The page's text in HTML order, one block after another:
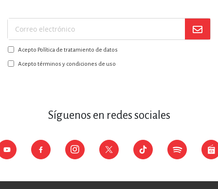
Suscríbase
a
nuestro
boletín:
Acepto Política de tratamiento de datos
Acepto términos y condiciones de uso
Síguenos en redes sociales